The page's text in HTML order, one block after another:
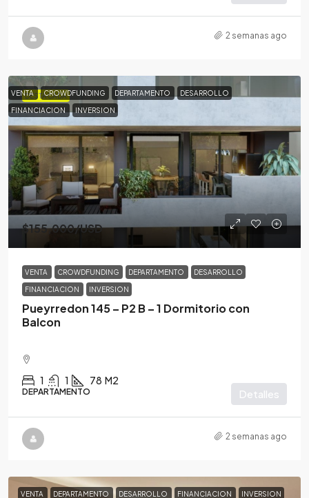
2 semanas ago
DESTACADA
VENTA CROWDFUNDING DEPARTAMENTO DESARROLLO
FINANCIACION INVERSION
$155,000/USD
VENTA CROWDFUNDING DEPARTAMENTO DESARROLLO
FINANCIACION INVERSION
Pueyrredon 145 – P2 B – 1 Dormitorio con
Balcon
1 1 78 M2
DEPARTAMENTO Detalles
2 semanas ago
VENTA DEPARTAMENTO DESARROLLO FINANCIACION INVERSION